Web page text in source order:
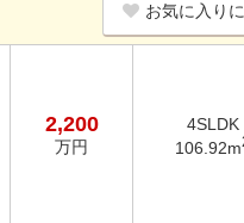
お気に入り
2,200
万円
4SLDK
106.92m